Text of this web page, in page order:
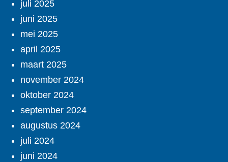
juli 2025
juni 2025
mei 2025
april 2025
maart 2025
november 2024
oktober 2024
september 2024
augustus 2024
juli 2024
juni 2024